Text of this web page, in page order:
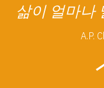
삶이 얼마나
A.P.